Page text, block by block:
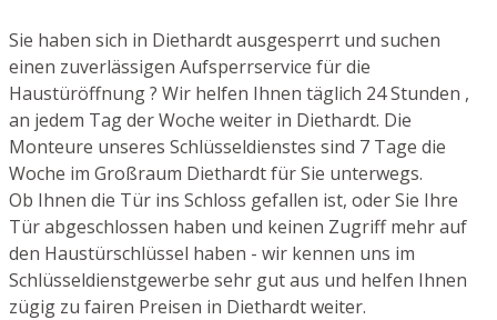
Sie haben sich in Diethardt ausgesperrt und suchen
einen zuverlässigen Aufsperrservice für die
Haustüröffnung ? Wir helfen Ihnen täglich 24 Stunden ,
an jedem Tag der Woche weiter in Diethardt. Die
Monteure unseres Schlüsseldienstes sind 7 Tage die
Woche im Großraum Diethardt für Sie unterwegs.
Ob Ihnen die Tür ins Schloss gefallen ist, oder Sie Ihre
Tür abgeschlossen haben und keinen Zugriff mehr auf
den Haustürschlüssel haben - wir kennen uns im
Schlüsseldienstgewerbe sehr gut aus und helfen Ihnen
zügig zu fairen Preisen in Diethardt weiter.